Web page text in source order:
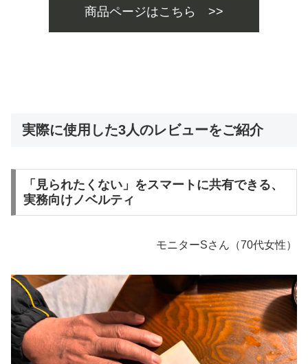
商品ページはこちら >>
実際に使用した3人のレビューをご紹介
「見られたくない」をスマートに共有できる、
実務向けノベルティ
モニターSさん（70代女性）